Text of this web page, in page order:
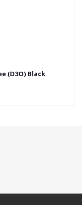
(D3O) Black